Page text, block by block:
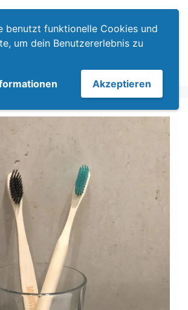
benutzt funktionelle Cookies und
um dein Benutzererlebnis zu
Akzeptieren